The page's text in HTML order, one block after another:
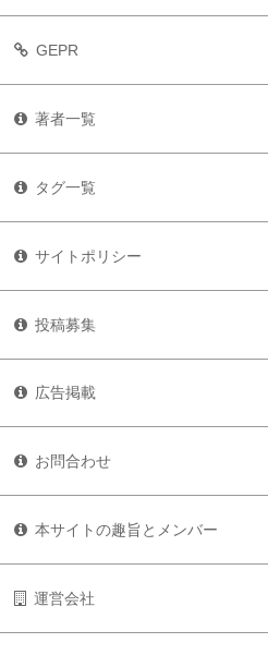
GEPR
著者一覧
タグ一覧
サイトポリシー
投稿募集
広告掲載
お問合わせ
本サイトの趣旨とメンバー
運営会社